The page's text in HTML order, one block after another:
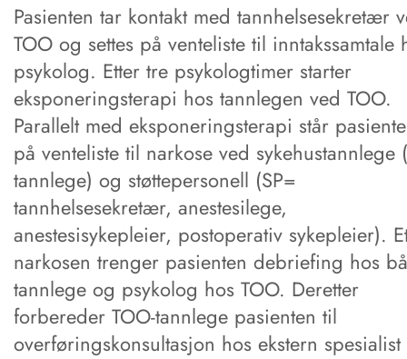
Pasienten tar kontakt med tannhelsesekretær
TOO og settes på venteliste til inntakssamtale
psykolog. Etter tre psykologtimer starter
eksponeringsterapi hos tannlegen ved TOO.
Parallelt med eksponeringsterapi står
på venteliste til narkose ved sykehustannlege
tannlege) og støttepersonell (SP=
tannhelsesekretær, anestesilege,
anestesisykepleier, postoperativ sykepleier).
narkosen trenger pasienten debriefing hos
tannlege og psykolog hos TOO. Deretter
forbereder TOO-tannlege pasienten til
overføringskonsultasjon hos ekstern